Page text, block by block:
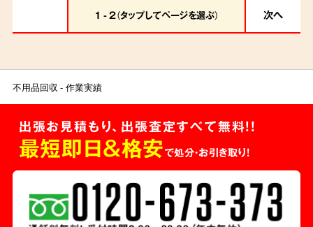
1 - 2（タップしてページを選ぶ） 次へ
不用品回収 作業実績
出張お見積もり、出張査定すべて無料!!
最短即日＆格安で処分・お引き取り！